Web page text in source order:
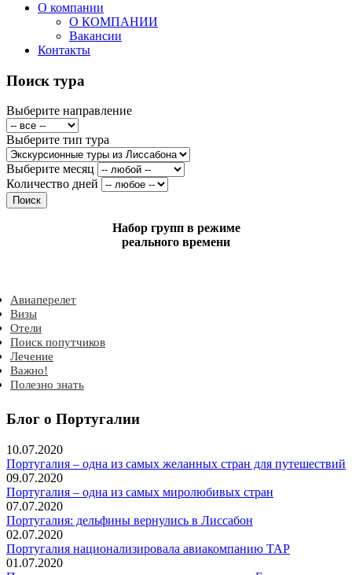
О компании
О КОМПАНИИ
Вакансии
Контакты
Поиск тура
Выберите направление
Выберите тип тура
Выберите месяц
Количество дней
Набор групп в режиме
реального времени
Авиаперелет
Визы
Отели
Поиск попутчиков
Лечение
Лечение на термальных курортах Португалии
Важно!
Нормы провоза ручной клади и багажа
Полезно знать
Райские пляжи Португалии в Алгарве
Когда лучше отдыхать
Праздники в Португалии
О Португалии
Неспешный отдых в Португалии
Миниразговорник
Все о футболе
Рецепты португальской кухни
Сомелье, все о винах Португалии
57 Фактов о Марокко
Как встречают Новый год
Блог о Португалии
10.07.2020
Португалия – одна из самых желанных стран для путешествий
09.07.2020
Португалия – одна из самых миролюбивых стран
07.07.2020
Португалия: дельфины вернулись в Лиссабон
02.07.2020
Португалия национализировала авиакомпанию TAP
01.07.2020